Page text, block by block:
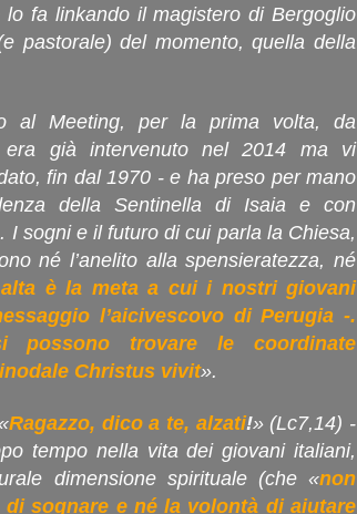
lo fa linkando il magistero di Bergoglio
pastorale) del momento, quella della
al Meeting, per la prima volta, da
già intervenuto nel 2014 ma vi
fin dal 1970 - e ha preso per mano
della Sentinella di Isaia e con
I sogni e il futuro di cui parla la Chiesa,
né l’anelito alla spensieratezza, né
è la meta a cui i nostri giovani
l’aicivescovo di Perugia -.
trovare le coordinate
Christus vivit».
Ragazzo, dico a te, alzati!» (Lc7,14) -
tempo nella vita dei giovani italiani,
dimensione spirituale (che «non
sognare e né la volontà di aiutare